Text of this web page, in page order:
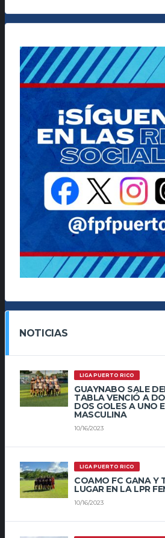
NOTICIAS
LIGA PUERTO RICO
GUAYNABO SALE
TABLA VENCIÓ A
DOS GOLES A UNO
MASCULINA
10/16/2023
LIGA PUERTO RICO
COAMO FC GANA Y
LUGAR EN LA LPR
10/16/2023